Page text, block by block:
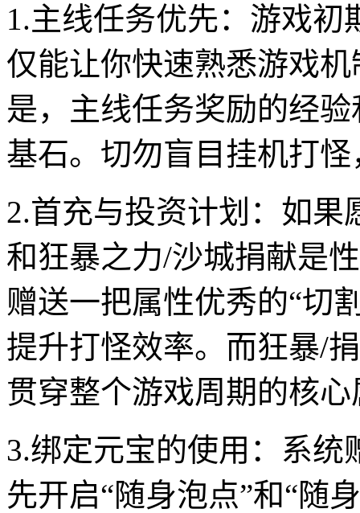
1.主线任务优先：游戏
仅能让你快速熟悉游戏
是，主线任务奖励的经
基石。切勿盲目挂机打
2.首充与投资计划：如
和狂暴之力/沙城捐献是
赠送一把属性优秀的“切
提升打怪效率。而狂暴/
贯穿整个游戏周期的核
3.绑定元宝的使用：系
先开启“随身泡点”和“随